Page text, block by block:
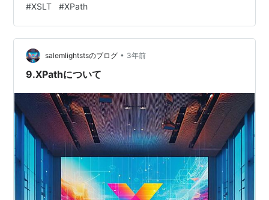
様、DITA-OTの実装は文書全体でtopic/@idがユニークで
あることを強制していません．同じtopic/@idがあっても
別ファイルならば関係ありません．同じファイル名でも
ファイルシステム上で階層が別になっていれば問題にな
りません．ずいぶんと緩やかなのです…
#XSLT #XPath
salemlightstsのブログ • 3年前
9.XPathについて